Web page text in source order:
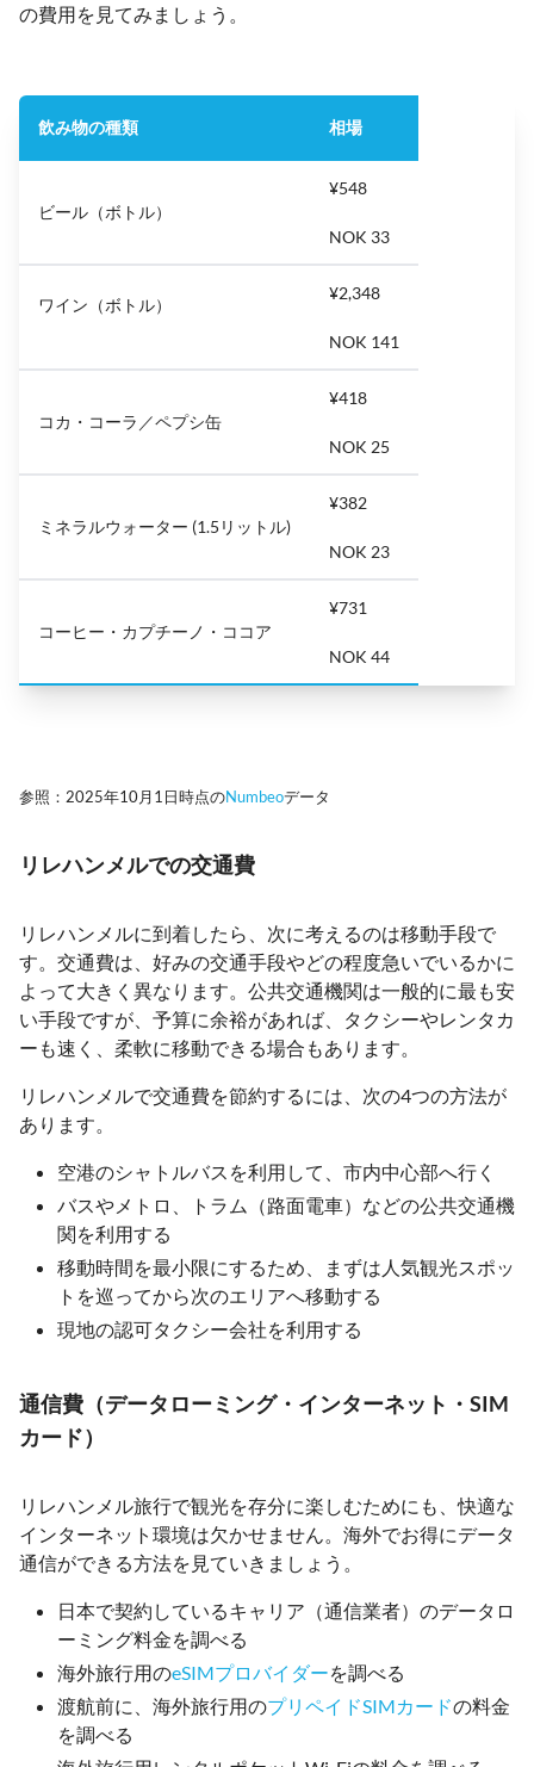
の費用を見てみましょう。
飲み物の種類 相場
ビール（ボトル）
¥548
NOK 33
ワイン（ボトル）
¥2,348
NOK 141
コカ・コーラ／ペプシ缶
¥418
NOK 25
ミネラルウォーター (1.5リットル)
¥382
NOK 23
コーヒー・カプチーノ・ココア
¥731
NOK 44
参照：2025年10月1日時点のNumbeoデータ
リレハンメルでの交通費
リレハンメルに到着したら、次に考えるのは移動手段で
す。交通費は、好みの交通手段やどの程度急いでいるかに
よって大きく異なります。公共交通機関は一般的に最も安
い手段ですが、予算に余裕があれば、タクシーやレンタカ
ーも速く、柔軟に移動できる場合もあります。
リレハンメルで交通費を節約するには、次の4つの方法が
あります。
空港のシャトルバスを利用して、市内中心部へ行く
バスやメトロ、トラム（路面電車）などの公共交通機
関を利用する
移動時間を最小限にするため、まずは人気観光スポッ
トを巡ってから次のエリアへ移動する
現地の認可タクシー会社を利用する
通信費（データローミング・インターネット・SIM
カード）
リレハンメル旅行で観光を存分に楽しむためにも、快適な
インターネット環境は欠かせません。海外でお得にデータ
通信ができる方法を見ていきましょう。
日本で契約しているキャリア（通信業者）のデータロ
ーミング料金を調べる
海外旅行用のeSIMプロバイダーを調べる
渡航前に、海外旅行用のプリペイドSIMカードの料金
を調べる